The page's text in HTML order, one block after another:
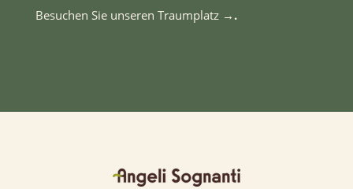
Besuchen Sie unseren Traumplatz →.